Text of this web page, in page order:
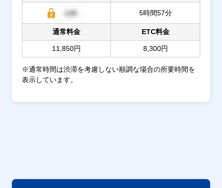
5時間57分
通常料金
11,850円
ETC料金
8,300円
※通常時間は渋滞を考慮しない順調な場合の所要時間を
表示しています。